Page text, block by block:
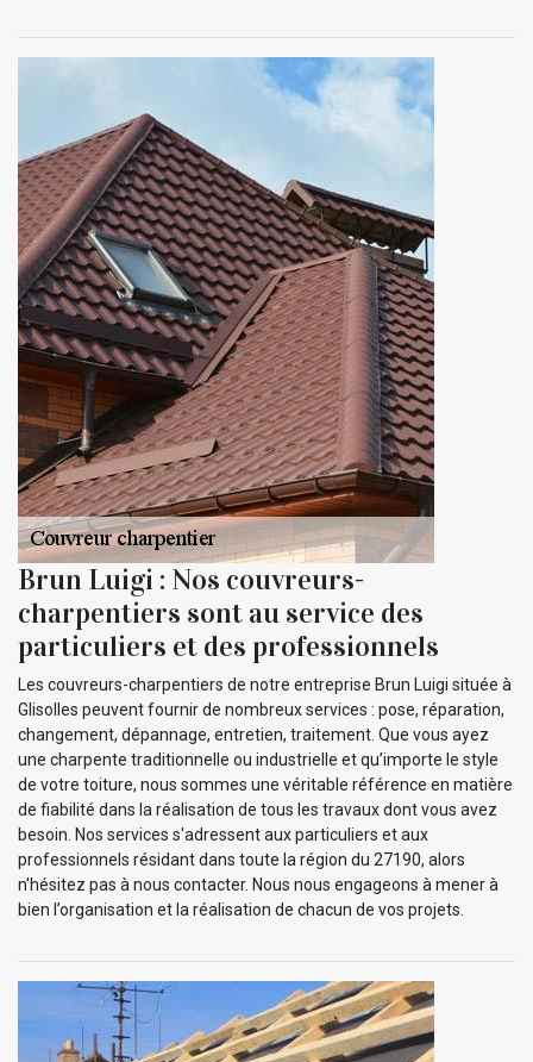
Brun Luigi : Nos couvreurs-
charpentiers sont au service des
particuliers et des professionnels
Les couvreurs-charpentiers de notre entreprise Brun Luigi située à
Glisolles peuvent fournir de nombreux services : pose, réparation,
changement, dépannage, entretien, traitement. Que vous ayez
une charpente traditionnelle ou industrielle et qu’importe le style
de votre toiture, nous sommes une véritable référence en matière
de fiabilité dans la réalisation de tous les travaux dont vous avez
besoin. Nos services s'adressent aux particuliers et aux
professionnels résidant dans toute la région du 27190, alors
n'hésitez pas à nous contacter. Nous nous engageons à mener à
bien l’organisation et la réalisation de chacun de vos projets.